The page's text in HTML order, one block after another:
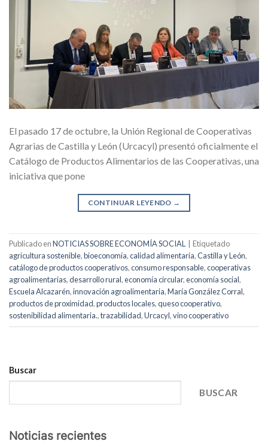
El pasado 17 de octubre, la Unión Regional de Cooperativas
Agrarias de Castilla y León (Urcacyl) presentó oficialmente el
Catálogo de Productos Alimentarios de las Cooperativas, una
iniciativa que pone
CONTINUAR LEYENDO →
Publicado enNOTICIAS SOBRE ECONOMÍA SOCIAL
Etiquetado
agricultura sostenible,bioeconomía,calidad alimentaria,Castilla y León,
catálogo de productos cooperativos,consumo responsable,cooperativas
agroalimentarias,desarrollo rural,economía circular,economía social,
Escuela Alcazarén,innovación agroalimentaria,María González Corral,
productos de proximidad,productos locales,queso cooperativo,
sostenibilidad alimentaria.,trazabilidad,Urcacyl,vino cooperativo
Buscar
BUSCAR
Noticias recientes